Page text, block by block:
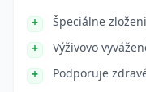
Špeciálne
Výživovo
Podporuje